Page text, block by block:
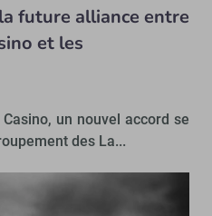
future alliance entre
et les
un nouvel accord se
des La...